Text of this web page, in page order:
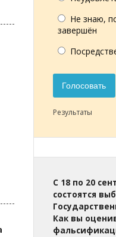
Не знаю,
завершён
Голосовать
Результаты
С 18 по 20
состоятся
Как вы